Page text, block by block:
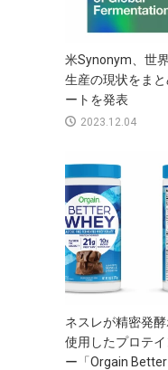
米Synonym、世
生産の現状をま
ートを発表
2023.12.04
ネスレが精密発
使用したプロテ
ー「Orgain Better